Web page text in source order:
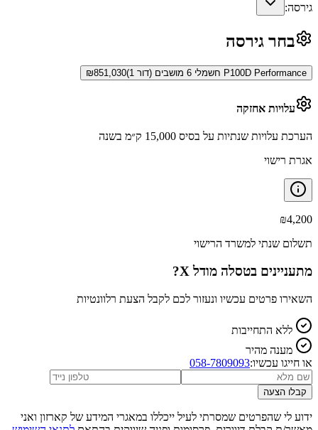
גירסה:
בחר גירסה
P100D Performance חשמלי 6 מושבים (דור 1) ₪851,030
עלויות אחזקה
הערכת עלויות שנתיות על בסיס 15,000 ק״מ בשנה
אגרת רישוי
₪4,200
תשלום שנתי למשרד הרישוי
מתעניינים בטסלה מודל X ?
השאירו פרטים עכשיו ונעזור לכם לקבל הצעת רלוונטיות
ללא התחייבות
מענה מהיר
או חייגו עכשיו:058-7809093
קבלו הצעה
ידוע לי שהפרטים שמסרתי לעיל ייכללו במאגרי המידע של קארזון ואני